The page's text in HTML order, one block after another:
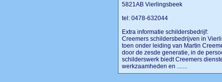
5821AB Vierlingsbeek
tel: 0478-632044
Extra informatie schildersbedrijf:
Creemers schildersbedrijven in
toen onder leiding van Martin
door de zesde generatie, in de
schilderswerk biedt Creemers
werkzaamheden en .......